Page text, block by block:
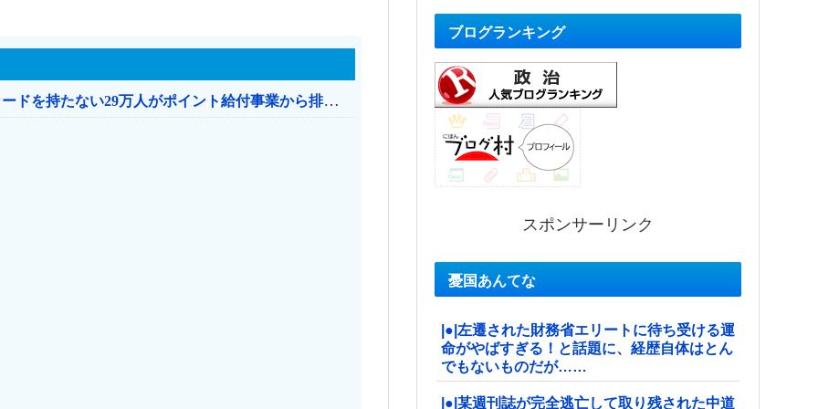
共産党「これは酷い…京都市でマイナンバーカードを持たない29万人がポイント給付事業から排除された」
ブログランキング
スポンサーリンク
憂国あんてな
|●|左遷された財務省エリートに待ち受ける運
命がやばすぎる！と話題に、経歴自体はとん
でもないものだが……
|●|某週刊誌が完全逃亡して取り残された中道